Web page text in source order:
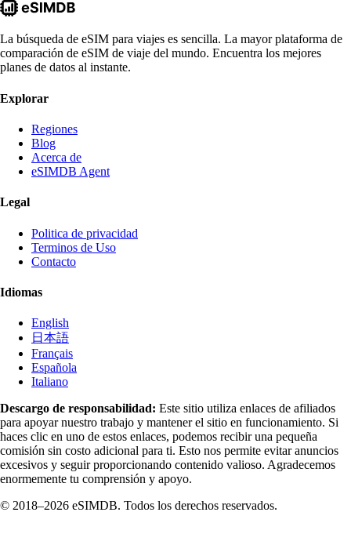
La búsqueda de eSIM para viajes es sencilla. La mayor plataforma de
comparación de eSIM de viaje del mundo. Encuentra los mejores
planes de datos al instante.
Explorar
Regiones
Blog
Acerca de
eSIMDB Agent
Legal
Politica de privacidad
Terminos de Uso
Contacto
Idiomas
English
日本語
Français
Española
Italiano
Descargo de responsabilidad: Este sitio utiliza enlaces de afiliados
para apoyar nuestro trabajo y mantener el sitio en funcionamiento. Si
haces clic en uno de estos enlaces, podemos recibir una pequeña
comisión sin costo adicional para ti. Esto nos permite evitar anuncios
excesivos y seguir proporcionando contenido valioso. Agradecemos
enormemente tu comprensión y apoyo.
© 2018–2026 eSIMDB. Todos los derechos reservados.